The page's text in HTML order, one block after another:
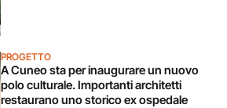
PROGETTO
A Cuneo sta per inaugurare un nuovo
polo culturale. Importanti architetti
restaurano uno storico ex ospedale